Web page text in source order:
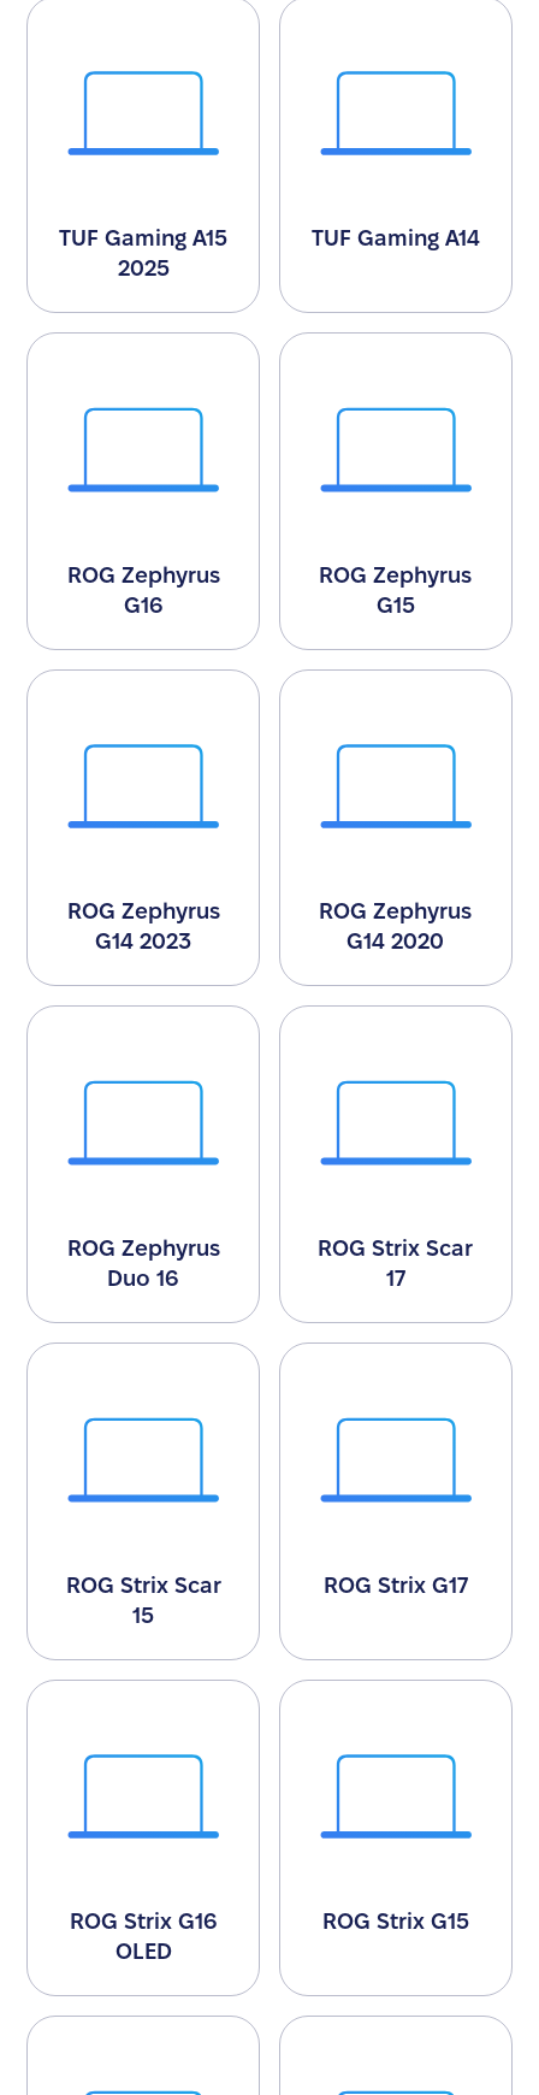
TUF Gaming A15
2025
TUF Gaming A14
ROG Zephyrus
G16
ROG Zephyrus
G15
ROG Zephyrus
G14 2023
ROG Zephyrus
G14 2020
ROG Zephyrus
Duo 16
ROG Strix Scar
17
ROG Strix Scar
15
ROG Strix G17
ROG Strix G16
OLED
ROG Strix G15